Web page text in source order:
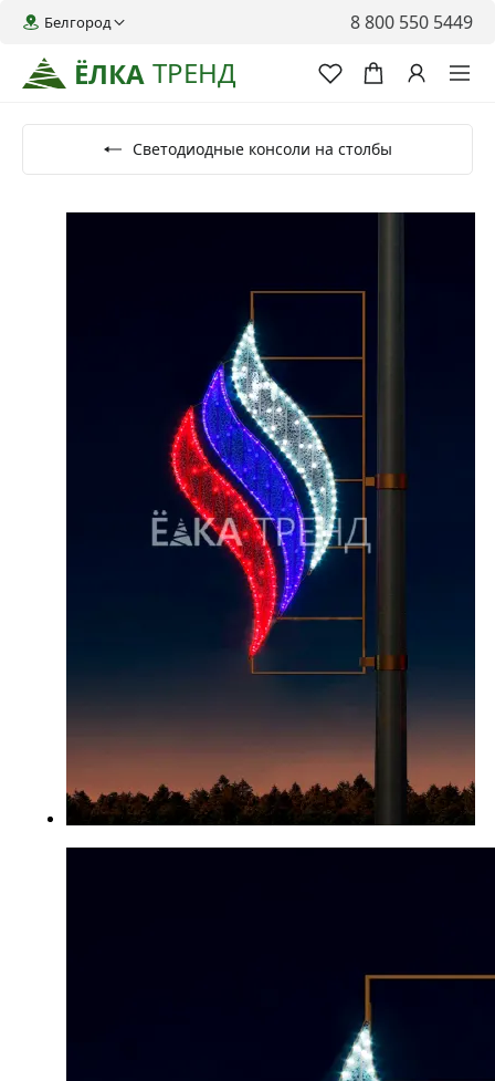
ЁЛКА ТРЕНД
Белгород 8 800 550 5449
Светодиодные консоли на столбы